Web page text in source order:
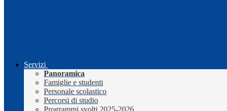
Servizi
Panoramica
Famiglie e studenti
Personale scolastico
Percorsi di studio